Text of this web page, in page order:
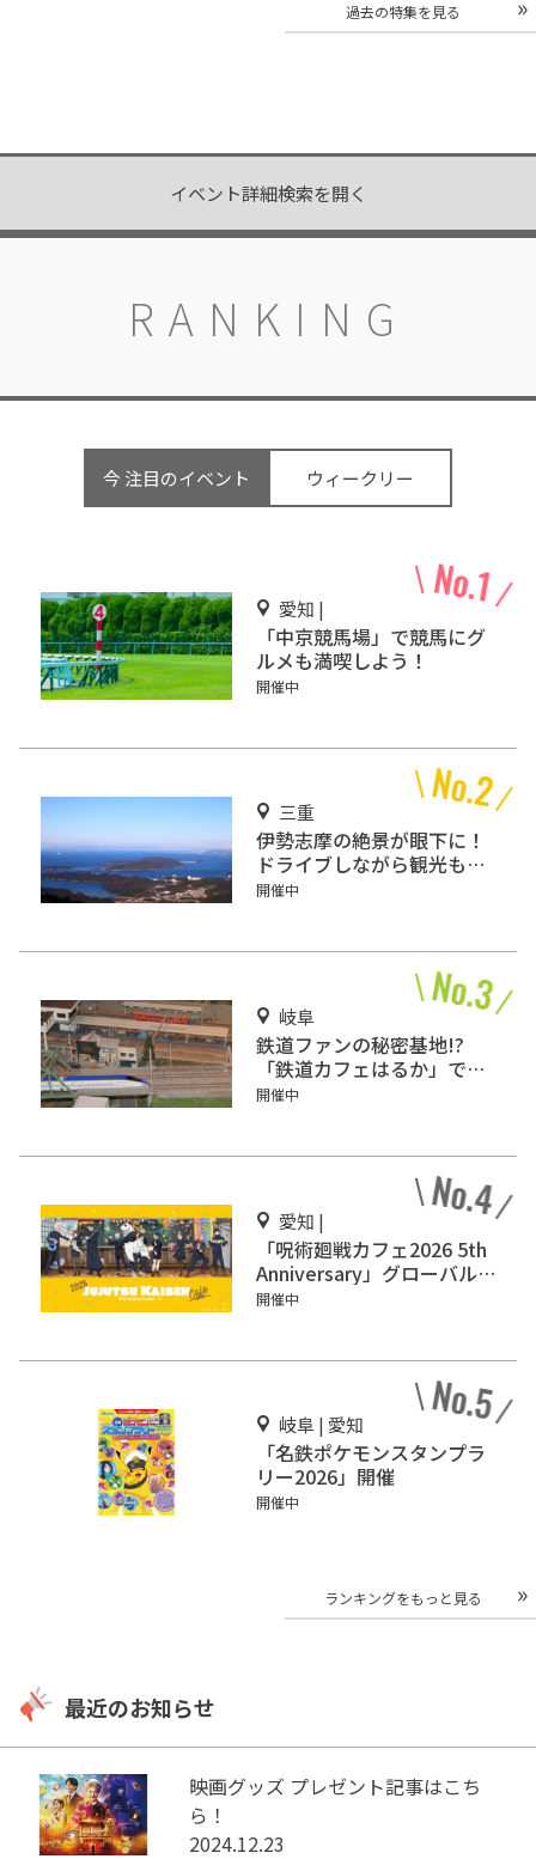
イベント詳細検索を開く
RANKING
今 注目のイベント ウィークリー
愛知 |
「中京競馬場」で競馬にグ
ルメも満喫しよう！
開催中
三重
伊勢志摩の絶景が眼下に！
ドライブしながら観光もで
きる「伊勢志摩スカイライ
開催中
岐阜
鉄道ファンの秘密基地!?
「鉄道カフェはるか」で鉄
道模型を眺めながらカフェ
開催中
愛知 |
「呪術廻戦カフェ2026 5th
Anniversary」グローバル
ゲート名古屋で開催
開催中
岐阜 | 愛知
「名鉄ポケモンスタンプラ
リー2026」開催
開催中
ランキングをもっと見る
最近のお知らせ
映画グッズ プレゼント記事はこち
ら！
2024.12.23
摩スペイン村」開催
過去の特集を見る